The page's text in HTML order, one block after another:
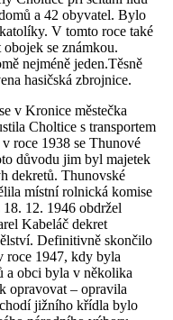
a 42 obyvatel. Bylo
V tomto roce také
se známkou.
nejméně jeden.Těsně
hasičská zbrojnice.
v Kronice městečka
Choltice s transportem
roce 1938 se Thunové
důvodu jim byl majetek
dekretů. Thunovské
místní rolnická komise
12. 1946 obdržel
Kabeláč dekret
Definitivně skončilo
roce 1947, kdy byla
a obci byla v několika
opravovat – opravila
jižního křídla bylo